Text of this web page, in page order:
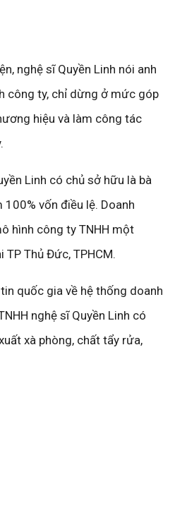
nghệ sĩ Quyền Linh nói anh
công ty, chỉ dừng ở mức góp
hiệu và làm công tác
Linh có chủ sở hữu là bà
100% vốn điều lệ. Doanh
hình công ty TNHH một
Thủ Đức, TPHCM.
quốc gia về hệ thống doanh
nghệ sĩ Quyền Linh có
xà phòng, chất tẩy rửa,